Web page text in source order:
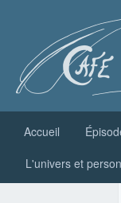
Accueil
L'univers et